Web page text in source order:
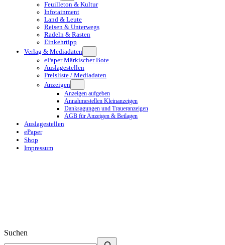
Feuilleton & Kultur
Infotainment
Land & Leute
Reisen & Unterwegs
Radeln & Rasten
Einkehrtipp
Verlag & Mediadaten
ePaper Märkischer Bote
Auslagestellen
Preisliste / Mediadaten
Anzeigen
Anzeigen aufgeben
Annahmestellen Kleinanzeigen
Danksagungen und Traueranzeigen
AGB für Anzeigen & Beilagen
Auslagestellen
ePaper
Shop
Impressum
Suchen